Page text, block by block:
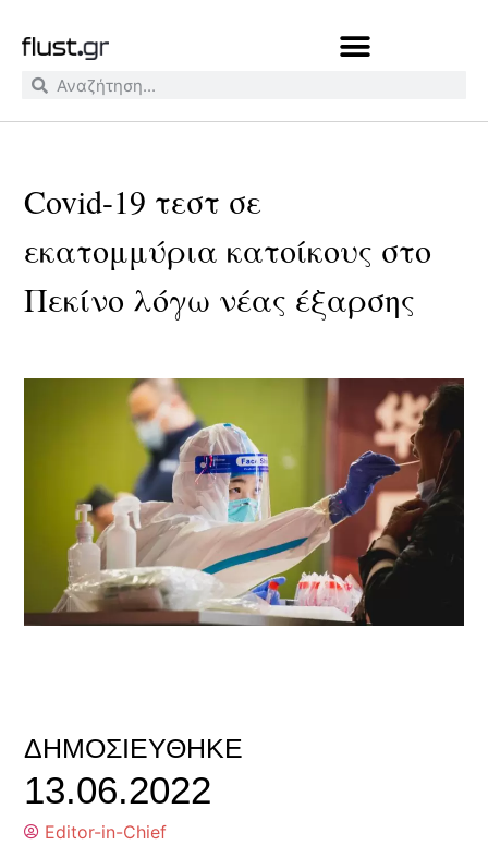
Covid-19 τεστ σε
εκατομμύρια κατοίκους στο
Πεκίνο λόγω νέας έξαρσης
ΔΗΜΟΣΙΕΎΘΗΚΕ
13.06.2022
Editor-in-Chief